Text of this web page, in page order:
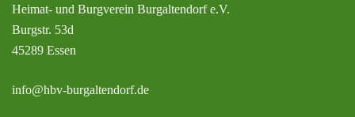
Heimat- und Burgverein Burgaltendorf e.V.
Burgstr. 53d
45289 Essen
info@hbv-burgaltendorf.de